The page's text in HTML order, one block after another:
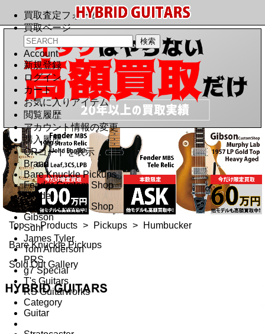
買取査定フォーム
買取ページ
Account
新規登録
ログイン
カート
お気に入りアイテム
閲覧履歴
アカウント情報の変更
購入履歴
QRコードを表示
Brand
Bare Knuckle Pickups
Fender Custom Shop
Fender
Gibson Custom Shop
Gibson
Suhr
James Tyler
Tom Anderson
PRS
g7 Special
T's Guitars
RS Guitarworks
Category
Guitar
Top > Products > Pickups >
Humbucker
Bare Knuckle Pickups
Sold Out Gallery